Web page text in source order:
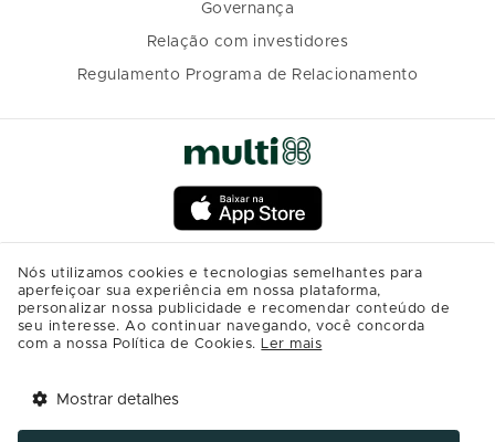
Governança
Relação com investidores
Regulamento Programa de Relacionamento
Nós utilizamos cookies e tecnologias semelhantes para
aperfeiçoar sua experiência em nossa plataforma,
personalizar nossa publicidade e recomendar conteúdo de
seu interesse. Ao continuar navegando, você concorda
com a nossa Política de Cookies. Ler mais
Mostrar detalhes